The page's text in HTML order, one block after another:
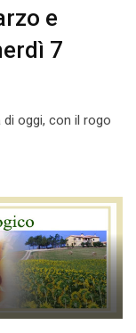
e
7
oggi, con il rogo